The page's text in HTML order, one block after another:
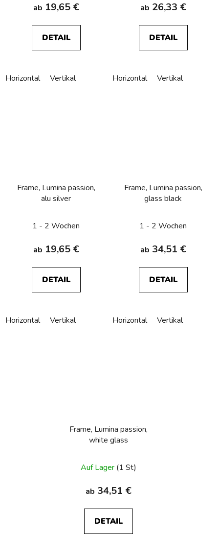
ab 19,65 €
DETAIL
Horizontal Vertikal
ab 26,33 €
DETAIL
Horizontal Vertikal
Frame, Lumina passion,
alu silver
1 - 2 Wochen
ab 19,65 €
DETAIL
Horizontal Vertikal
Frame, Lumina passion,
glass black
1 - 2 Wochen
ab 34,51 €
DETAIL
Horizontal Vertikal
Frame, Lumina passion,
white glass
Auf Lager (1 St)
ab 34,51 €
DETAIL